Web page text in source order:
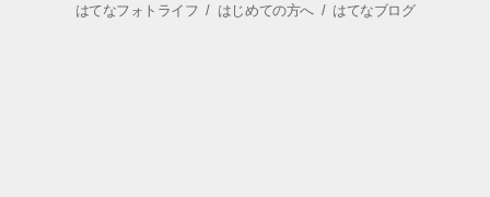
はてなフォトライフ / はじめての方へ/ はてなブログ